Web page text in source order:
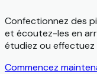
Confectionnez des
et écoutez-les en
étudiez ou
Commencez